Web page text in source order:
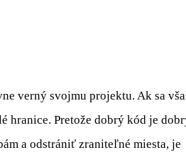
verný svojmu projektu. Ak sa
hranice. Pretože dobrý kód je
a odstrániť zraniteľné miesta, je